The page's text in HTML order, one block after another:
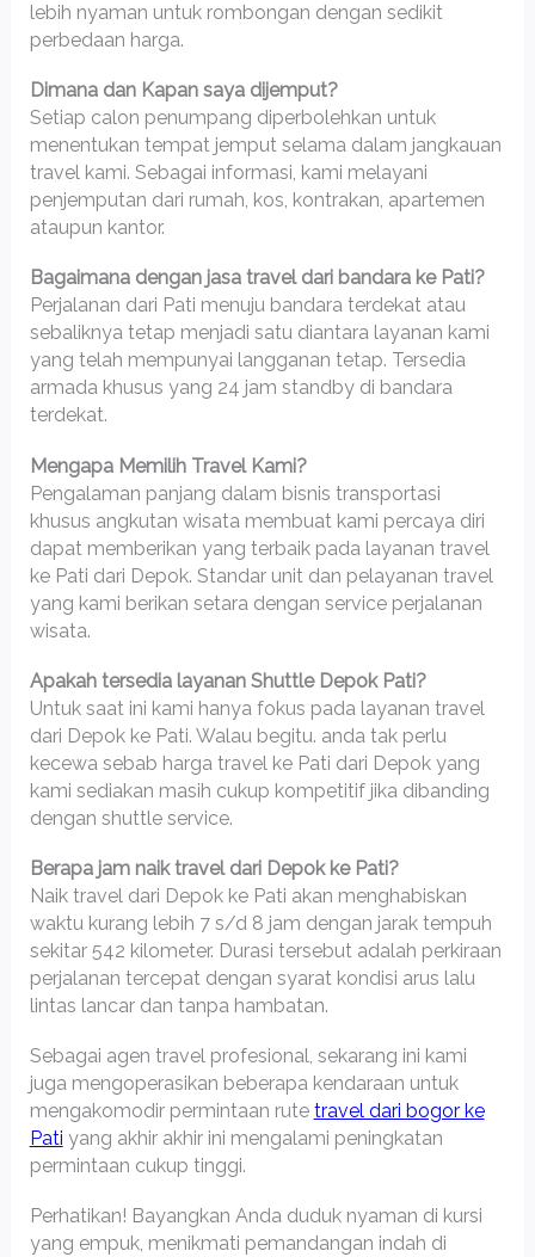
lebih nyaman untuk rombongan dengan sedikit
perbedaan harga.
Dimana dan Kapan saya dijemput?
Setiap calon penumpang diperbolehkan untuk
menentukan tempat jemput selama dalam jangkauan
travel kami. Sebagai informasi, kami melayani
penjemputan dari rumah, kos, kontrakan, apartemen
ataupun kantor.
Bagaimana dengan jasa travel dari bandara ke Pati?
Perjalanan dari Pati menuju bandara terdekat atau
sebaliknya tetap menjadi satu diantara layanan kami
yang telah mempunyai langganan tetap. Tersedia
armada khusus yang 24 jam standby di bandara
terdekat.
Mengapa Memilih Travel Kami?
Pengalaman panjang dalam bisnis transportasi
khusus angkutan wisata membuat kami percaya diri
dapat memberikan yang terbaik pada layanan travel
ke Pati dari Depok. Standar unit dan pelayanan travel
yang kami berikan setara dengan service perjalanan
wisata.
Apakah tersedia layanan Shuttle Depok Pati?
Untuk saat ini kami hanya fokus pada layanan travel
dari Depok ke Pati. Walau begitu. anda tak perlu
kecewa sebab harga travel ke Pati dari Depok yang
kami sediakan masih cukup kompetitif jika dibanding
dengan shuttle service.
Berapa jam naik travel dari Depok ke Pati?
Naik travel dari Depok ke Pati akan menghabiskan
waktu kurang lebih 7 s/d 8 jam dengan jarak tempuh
sekitar 542 kilometer. Durasi tersebut adalah perkiraan
perjalanan tercepat dengan syarat kondisi arus lalu
lintas lancar dan tanpa hambatan.
Sebagai agen travel profesional, sekarang ini kami
juga mengoperasikan beberapa kendaraan untuk
mengakomodir permintaan rute travel dari bogor ke
Pati yang akhir akhir ini mengalami peningkatan
permintaan cukup tinggi.
Perhatikan! Bayangkan Anda duduk nyaman di kursi
yang empuk, menikmati pemandangan indah di